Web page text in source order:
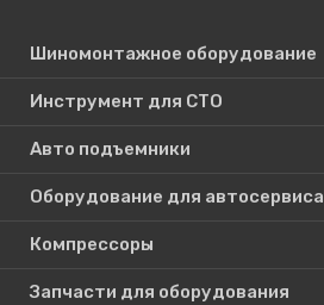
Шиномонтажное оборудование
Инструмент для СТО
Авто подъемники
Оборудование для автосервиса
Компрессоры
Запчасти для оборудования
Поиск по сайту
Каталог